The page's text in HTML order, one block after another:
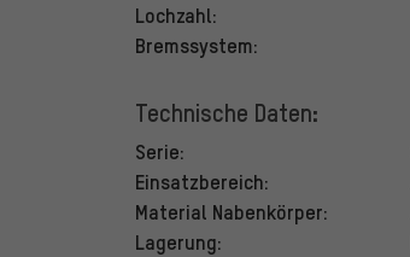
Lochzahl:
Bremssystem:
Technische Daten:
Serie:
Einsatzbereich:
Material Nabenkörper:
Lagerung: